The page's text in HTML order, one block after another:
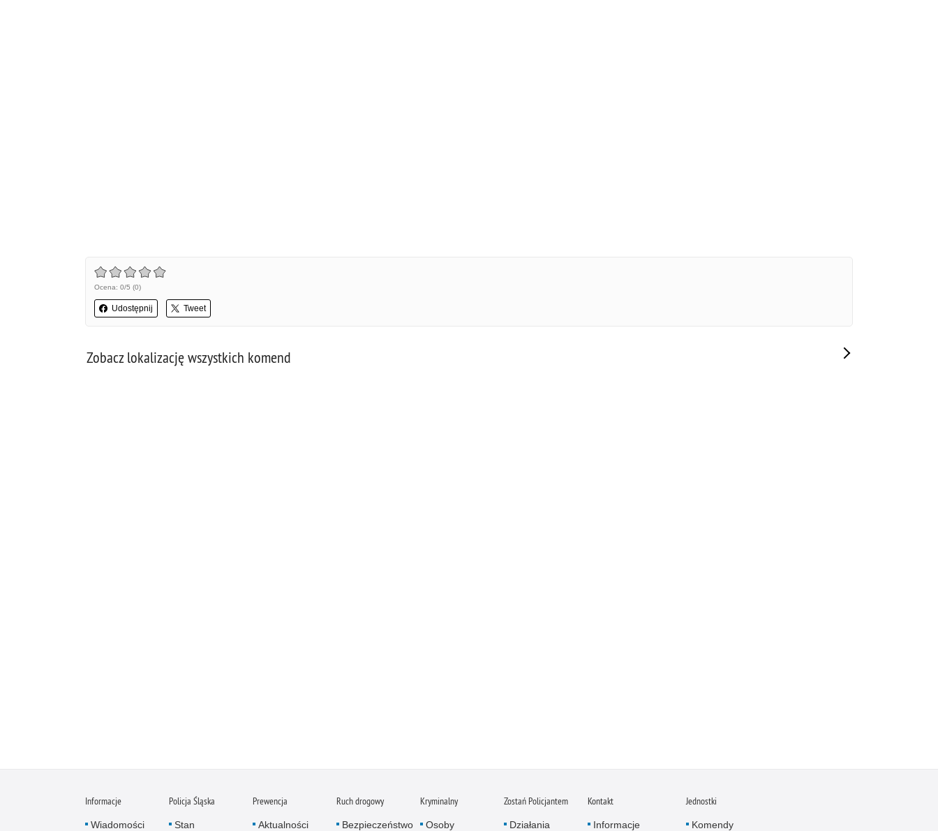
Ocena: 0/5 (0)
Udostępnij Tweet
Zobacz lokalizację wszystkich komend
Informacje
Wiadomości
Policja Śląska
Stan
Prewencja
Aktualności
Ruch drogowy
Bezpieczeństwo
Kryminalny
Osoby
Zostań Policjantem
Działania
Kontakt
Informacje
Jednostki
Komendy